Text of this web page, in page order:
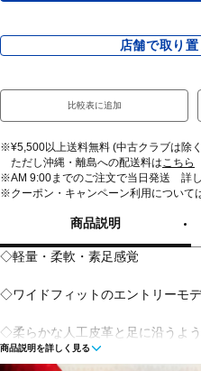
店舗で取り置
比較表に追加
※¥5,500以上送料無料 (中古クラブは除
ただし沖縄・離島への配送料はこちら
※AM 9:00までのご注文で当日発送 詳
※クーポン・キャンペーン利用について
商品説明
◇軽量・柔軟・素足感覚
◇ワイドフィットのエントリーモデ
◇柔らかな人工皮革と足に沿うよ
トリーモデル。通常のインソール
商品説明を詳しく見る